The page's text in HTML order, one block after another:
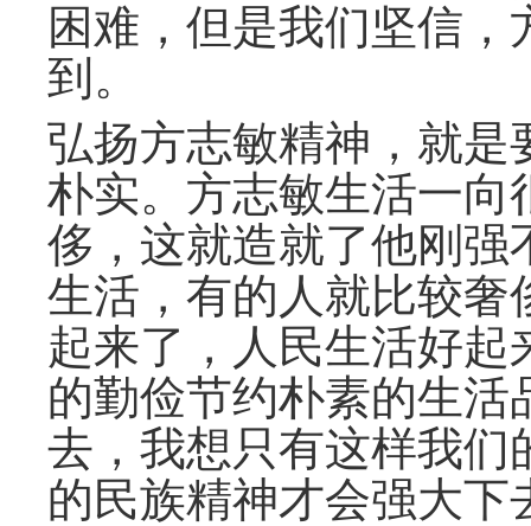
困难，但是我们坚信
到。
弘扬方志敏精神，就是
朴实。方志敏生活一向
侈，这就造就了他刚强
生活，有的人就比较奢
起来了，人民生活好
的勤俭节约朴素的生
去，我想只有这样我们
的民族精神才会强大